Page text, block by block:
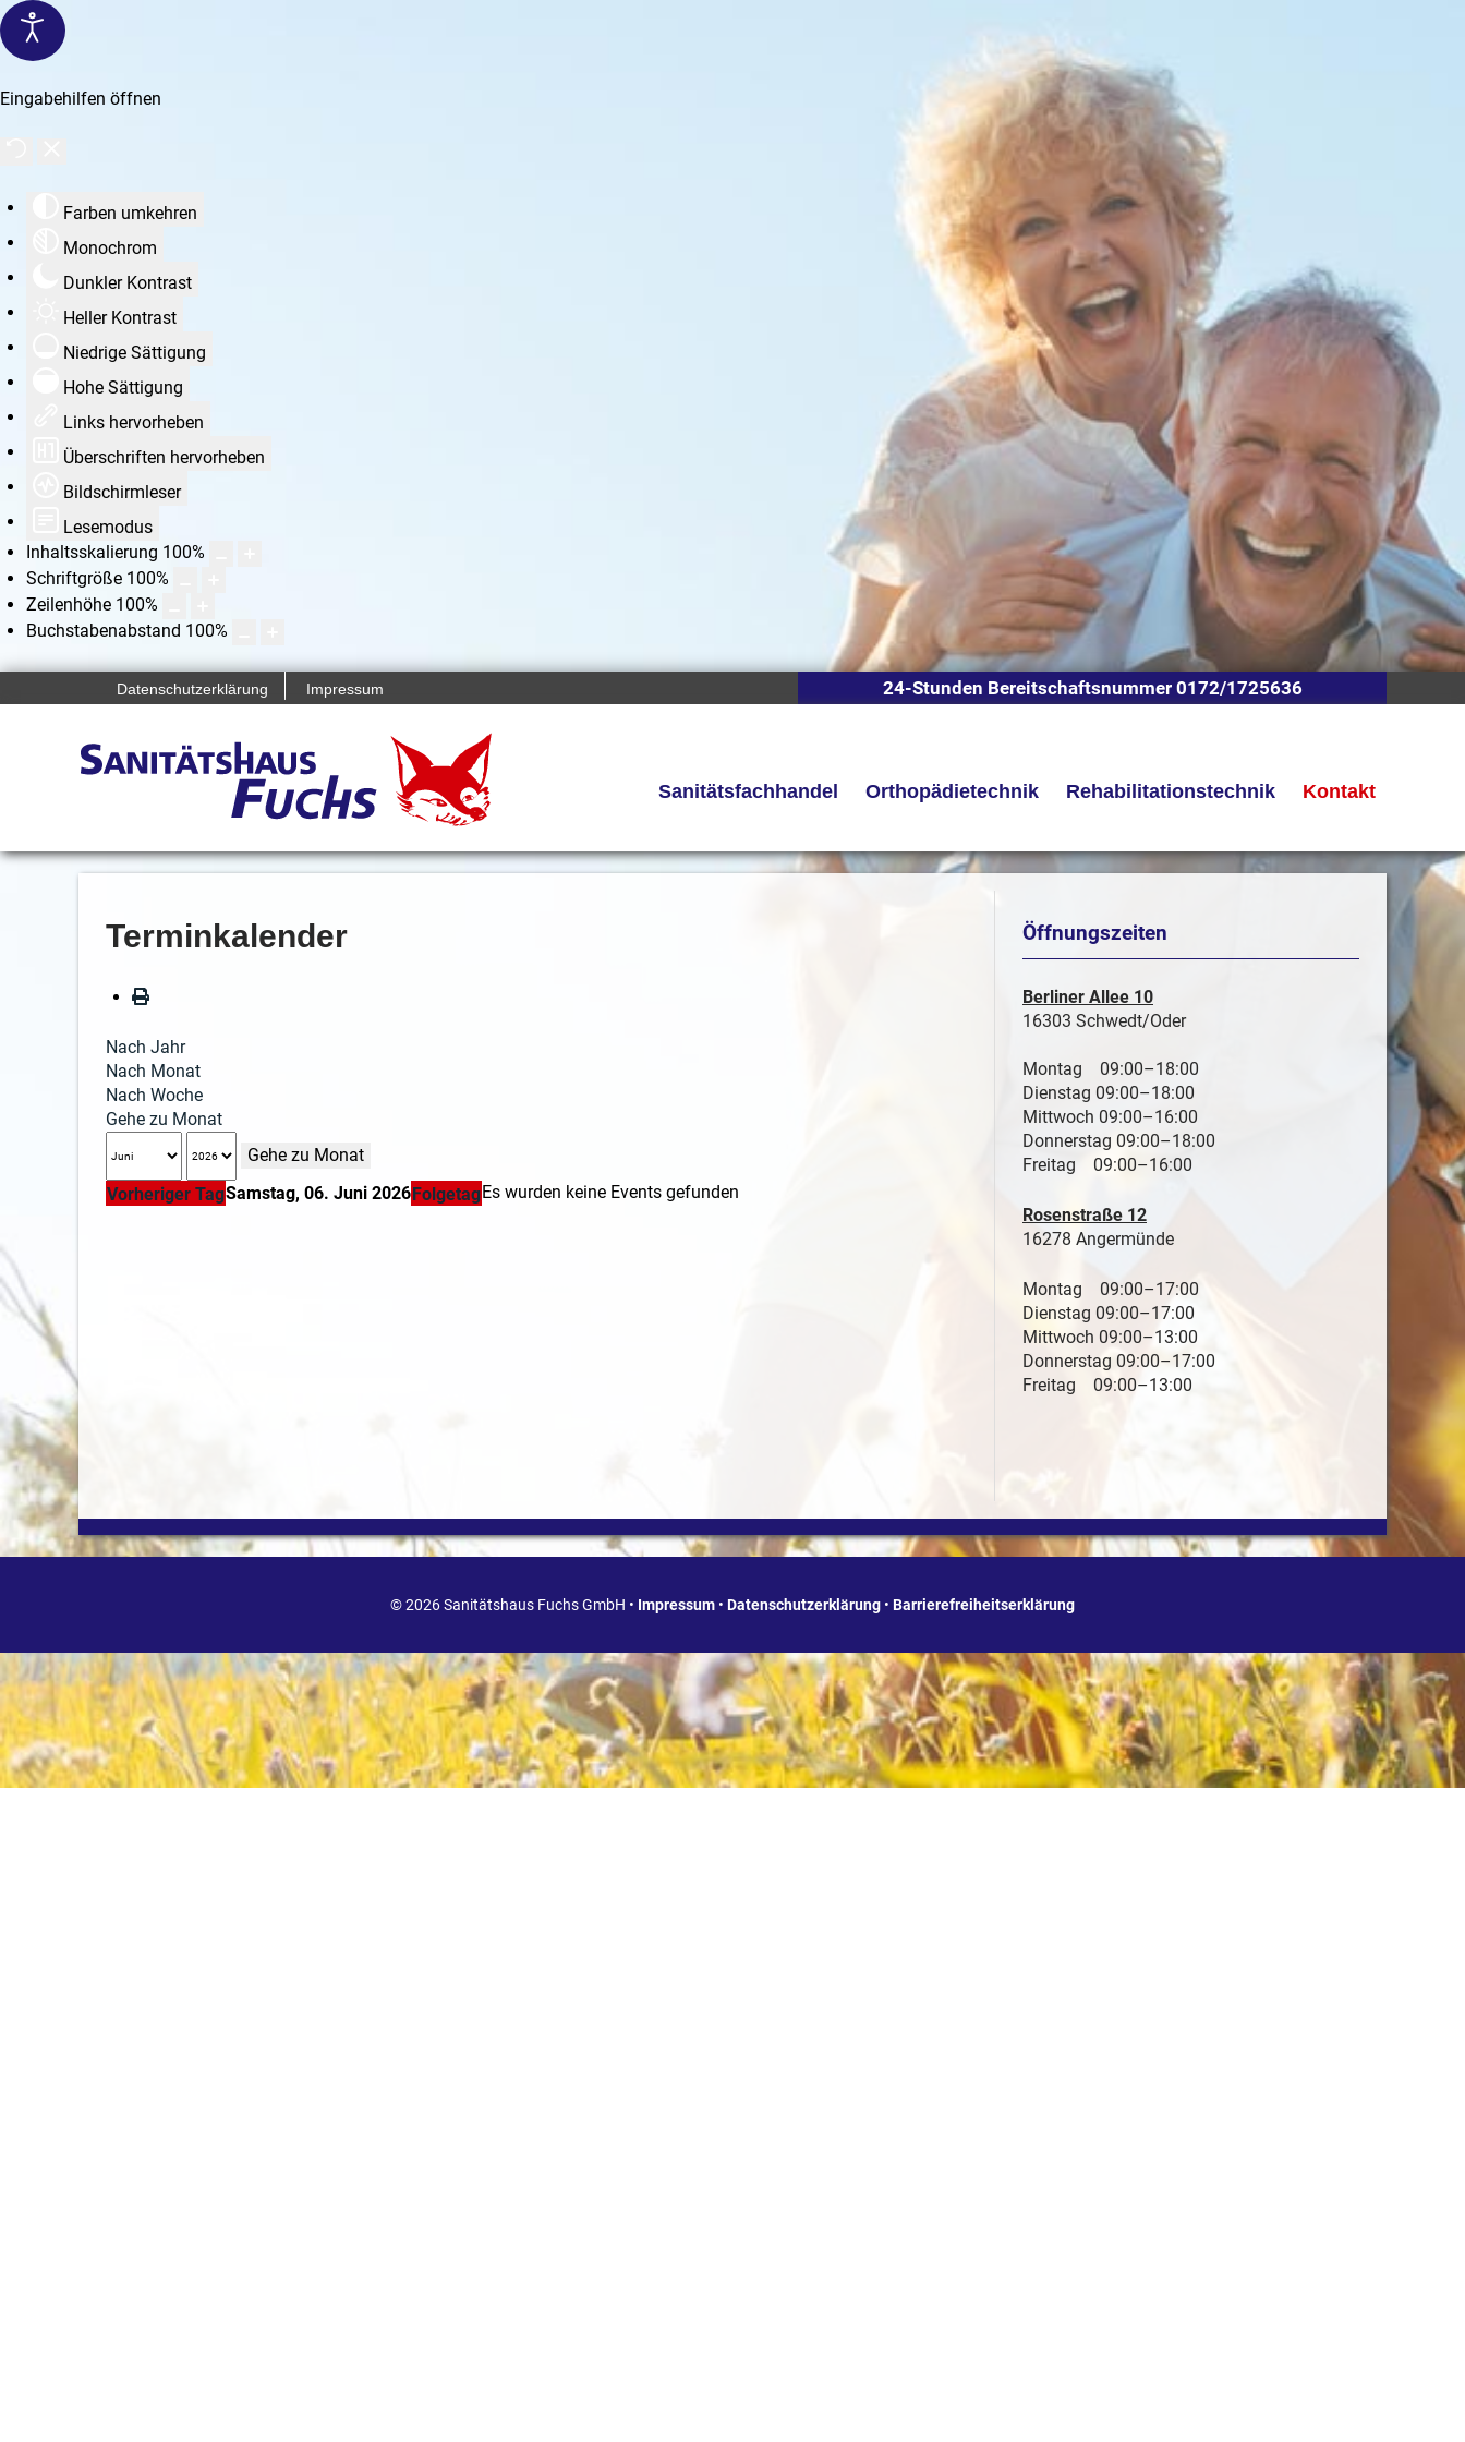
Eingabehilfen öffnen
Farben umkehren
Monochrom
Dunkler Kontrast
Heller Kontrast
Niedrige Sättigung
Hohe Sättigung
Links hervorheben
Überschriften hervorheben
Bildschirmleser
Lesemodus
Inhaltsskalierung 100%
Schriftgröße 100%
Zeilenhöhe 100%
Buchstabenabstand 100%
Datenschutzerklärung Impressum 24-Stunden Bereitschaftsnummer 0172/1725636
Sanitätsfachhandel Orthopädietechnik Rehabilitationstechnik Kontakt
Terminkalender
Nach Jahr
Nach Monat
Nach Woche
Gehe zu Monat
Gehe zu Monat
Vorheriger TagSamstag, 06. Juni 2026FolgetagEs wurden keine Events gefunden
Öffnungszeiten
Berliner Allee 10
16303 Schwedt/Oder
Montag 09:00–18:00
Dienstag 09:00–18:00
Mittwoch 09:00–16:00
Donnerstag 09:00–18:00
Freitag 09:00–16:00
Rosenstraße 12
16278 Angermünde
Montag 09:00–17:00
Dienstag 09:00–17:00
Mittwoch 09:00–13:00
Donnerstag 09:00–17:00
Freitag 09:00–13:00
© 2026 Sanitätshaus Fuchs GmbH • Impressum • Datenschutzerklärung • Barrierefreiheitserklärung